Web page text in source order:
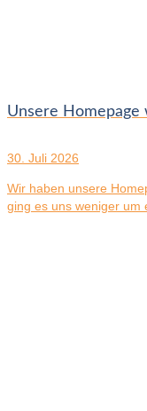
Unsere Homepage
30. Juli 2026
Wir haben unsere
ging es uns weniger um